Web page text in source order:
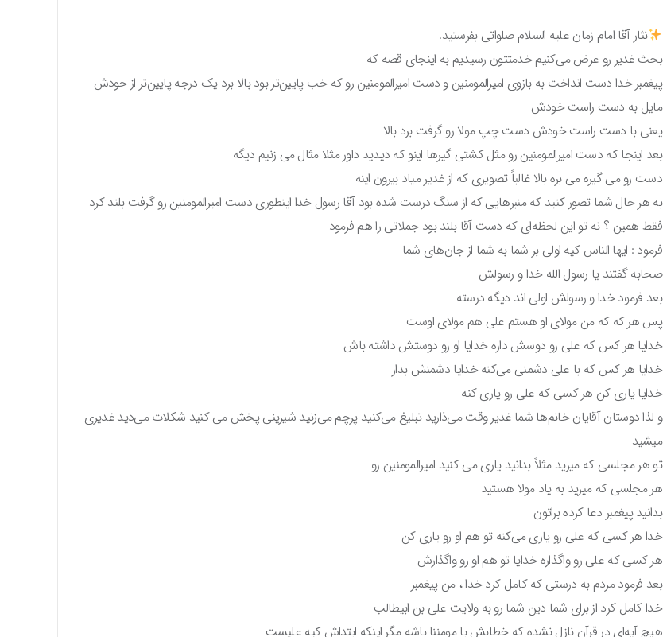
نثار آقا امام زمان علیه السلام صلواتی بفرستید.
بحث غدیر رو عرض می‌کنیم خدمتتون رسیدیم به اینجای قصه که
پیغمبر خدا دست انداخت به بازوی امیرالمومنین و دست امیرالمومنین رو که خب پایین‌تر بود بالا برد یک درجه پایین‌تر از خودش
مایل به دست راست خودش
یعنی با دست راست خودش دست چپ مولا رو گرفت برد بالا
بعد اینجا که دست امیرالمومنین رو مثل کشتی گیرها اینو که دیدید داور مثلا مثال می زنیم دیگه
دست رو می گیره می بره بالا غالباً تصویری که از غدیر میاد بیرون اینه
به هر حال شما تصور کنید که منبرهایی که از سنگ درست شده بود آقا رسول خدا اینطوری دست امیرالمومنین رو گرفت بلند کرد
فقط همین ؟ نه تو این لحظه‌ای که دست آقا بلند بود جملاتی را هم فرمود
فرمود : ایها الناس کیه اولی بر شما به شما از جان‌های شما
صحابه گفتند یا رسول الله خدا و رسولش
بعد فرمود خدا و رسولش اولی اند دیگه درسته
پس هر که که من مولای او هستم علی هم مولای اوست
خدایا هر کس که علی رو دوسش داره خدایا او رو دوستش داشته باش
خدایا هر کس که با علی دشمنی می‌کنه خدایا دشمنش بدار
خدایا یاری کن هر کسی که علی رو یاری کنه
و لذا دوستان آقایان خانم‌ها شما غدیر وقت می‌ذارید تبلیغ می‌کنید پرچم می‌زنید شیرینی پخش می کنید شکلات می‌دید غدیری
میشید
تو هر مجلسی که میرید مثلاً بدانید یاری می کنید امیرالمومنین رو
هر مجلسی که میرید به یاد مولا هستید
بدانید پیغمبر دعا کرده براتون
خدا هر کسی که علی رو یاری می‌کنه تو هم او رو یاری کن
هر کسی که علی رو واگذاره خدایا تو هم او رو واگذارش
بعد فرمود مردم به درستی که کامل کرد خدا ، من پیغمبر
خدا کامل کرد از برای شما دین شما رو به ولایت علی بن ابیطالب
هیچ آیه‌ای در قرآن نازل نشده که خطابش با مومننا باشه مگر اینکه ابتداش کیه علیست